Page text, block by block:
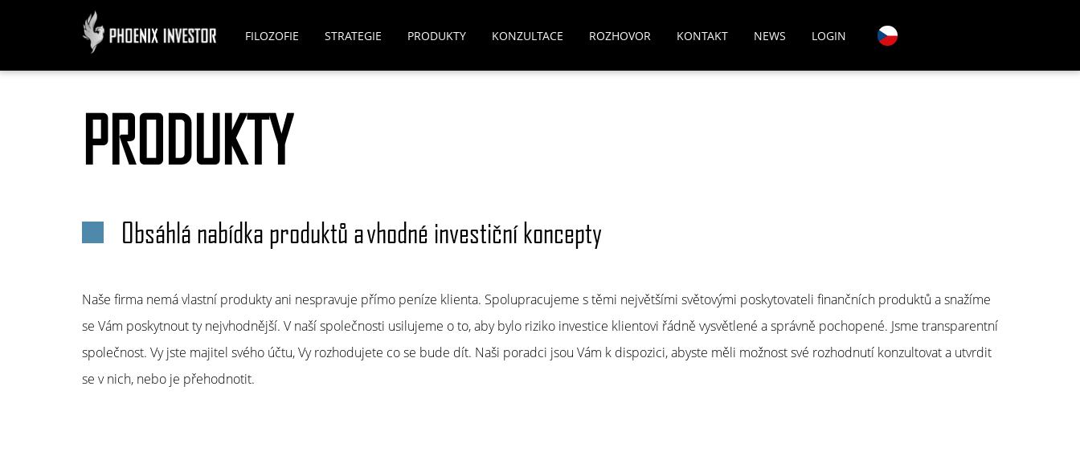
FILOZOFIE STRATEGIE PRODUKTY KONZULTACE ROZHOVOR KONTAKT NEWS LOGIN
PRODUKTY
Obsáhlá nabídka produktů a vhodné investiční koncepty
Naše firma nemá vlastní produkty ani nespravuje přímo peníze klienta. Spolupracujeme s těmi největšími světovými poskytovateli finančních produktů a snažíme
se Vám poskytnout ty nejvhodnější. V naší společnosti usilujeme o to, aby bylo riziko investice klientovi řádně vysvětlené a správně pochopené. Jsme transparentní
společnost. Vy jste majitel svého účtu, Vy rozhodujete co se bude dít. Naši poradci jsou Vám k dispozici, abyste měli možnost své rozhodnutí konzultovat a utvrdit
se v nich, nebo je přehodnotit.